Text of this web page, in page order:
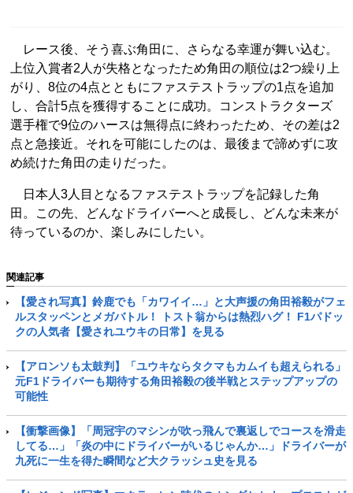
レース後、そう喜ぶ角田に、さらなる幸運が舞い込む。
上位入賞者2人が失格となったため角田の順位は2つ繰り上
がり、8位の4点とともにファステストラップの1点を追加
し、合計5点を獲得することに成功。コンストラクターズ
選手権で9位のハースは無得点に終わったため、その差は2
点と急接近。それを可能にしたのは、最後まで諦めずに攻
め続けた角田の走りだった。
日本人3人目となるファステストラップを記録した角
田。この先、どんなドライバーへと成長し、どんな未来が
待っているのか、楽しみにしたい。
関連記事
【愛され写真】鈴鹿でも「カワイイ…」と大声援の角田裕毅がフェ
ルスタッペンとメガバトル！ トスト翁からは熱烈ハグ！ F1パドッ
クの人気者【愛されユウキの日常】を見る
【アロンソも太鼓判】「ユウキならタクマもカムイも超えられる」
元F1ドライバーも期待する角田裕毅の後半戦とステップアップの
可能性
【衝撃画像】「周冠宇のマシンが吹っ飛んで裏返しでコースを滑走
してる…」「炎の中にドライバーがいるじゃんか…」ドライバーが
九死に一生を得た瞬間など大クラッシュ史を見る